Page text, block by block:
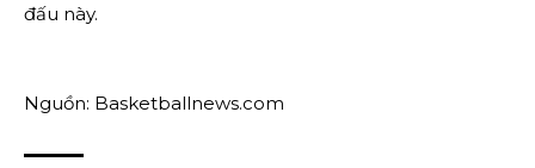
đấu này.
Nguồn: Basketballnews.com